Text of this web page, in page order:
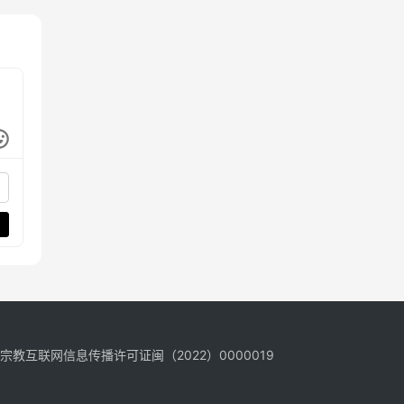
宗教互联网信息传播许可证闽（2022）0000019